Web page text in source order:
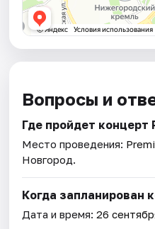
Вопросы и
Где пройдет концерт
Место проведения:
Новгород.
Когда запланирован
Дата и время:26